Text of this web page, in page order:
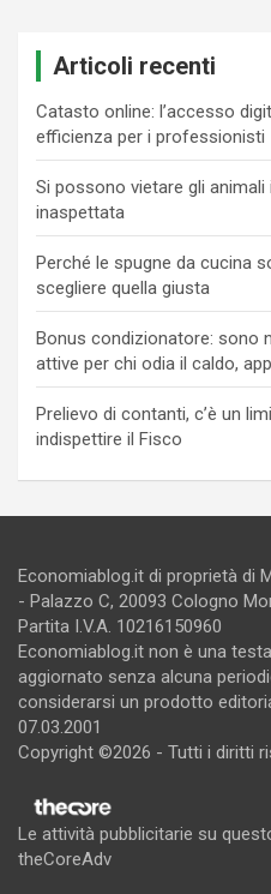
Articoli recenti
Catasto online: l’accesso
efficienza per i professionisti
Si possono vietare gli
inaspettata
Perché le spugne da cucina
scegliere quella giusta
Bonus condizionatore: sono
attive per chi odia il caldo,
Prelievo di contanti, c’è un
indispettire il Fisco
Economiablog.it di proprietà di
- Palazzo C, 20093 Cologno
Partita I.V.A. 10216150960
Economiablog.it non è una
aggiornato senza alcuna
considerarsi un prodotto
07.03.2001
Copyright ©2026 - Tutti i diritti
Le attività pubblicitarie su
theCoreAdv